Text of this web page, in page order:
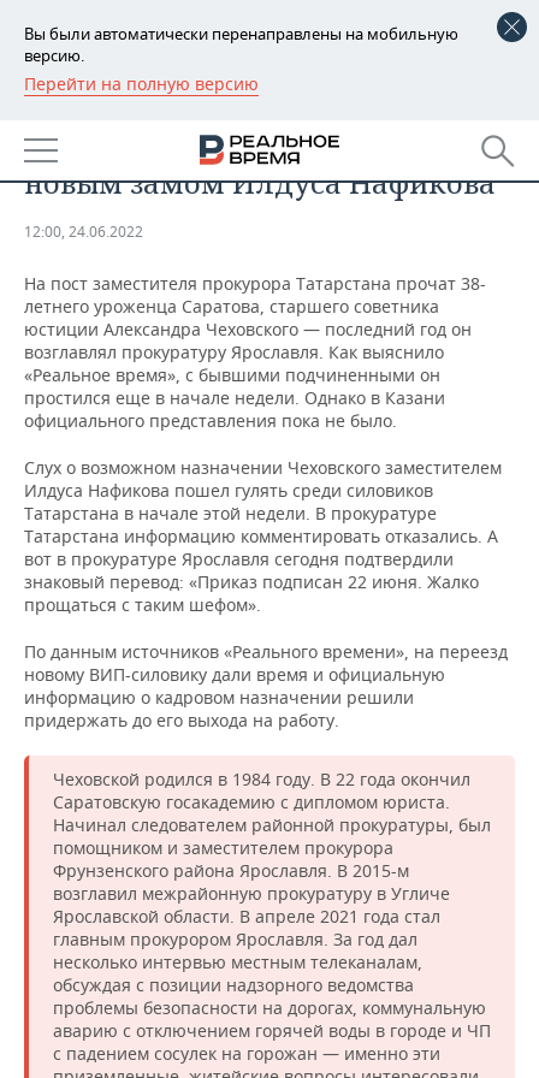
Вы были автоматически перенаправлены на мобильную
версию.
Перейти на полную версию
РЕГИОНЫ
БАШКОРТОСТАН
ТАТАРСТАН
НОВОСТИ
АНАЛИТИКА
ДЕКЛАРАЦИИ О ДОХОДАХ
КОРОЛИ ГОСЗАКАЗА ПФО
ВУЗЫ ТАТАРСТАНА
КОМУ ПРИНАДЛЕЖАТ
ТОРГОВЫЕ ЦЕНТРЫ
ТАТАРСТАНА
НОВОСТИ ЭКОНОМИКИ
ФИНАНСЫ
БАНКИ
БЮДЖЕТ
ИНВЕСТИЦИИ
ПРОМЫШЛЕННОСТЬ
НОВОСТИ
ПРОМЫШЛЕННОСТИ
АГРОПРОМ
МАШИНОСТРОЕНИЕ
НЕФТЕХИМИЯ
НЕФТЬ
ОПК
ЭНЕРГЕТИКА
НЕДВИЖИМОСТЬ
НОВОСТИ НЕДВИЖИМОСТИ
АВТО
НОВОСТИ АВТО
БИЗНЕС
НОВОСТИ БИЗНЕСА
РОЗНИЧНАЯ ТОРГОВЛЯ
УСЛУГИ
ТЕХНОЛОГИИ
НОВОСТИ ТЕХНОЛОГИЙ
МЕДИА
ТЕЛЕКОММУНИКАЦИИ
МЕРОПРИЯТИЯ
ВЫЕЗДНАЯ РЕДАКЦИЯ
БИЗНЕС-БРАНЧИ
ONLINE-КОНФЕРЕНЦИИ
ОТКРЫТАЯ ЛЕКЦИЯ
СПОРТ
НОВОСТИ СПОРТА
ФУТБОЛ
ХОККЕЙ
БАСКЕТБОЛ
ВОЛЕЙБОЛ
КИБЕРСПОРТ
ФИГУРНОЕ КАТАНИЕ
ОБЩЕСТВО
НОВОСТИ ОБЩЕСТВА
ВЛАСТЬ
ИНФРАСТРУКТУРА
ИСТОРИЯ
КУЛЬТУРА
МЕДИЦИНА
ФОТОГАЛЕРЕЯ
СЮЖЕТЫ
СПРАВОЧНИК
СПИСОК ПЕРСОН
СПИСОК КОМПАНИЙ
ПОЛНАЯ ВЕРСИЯ
Прокурор Ярославля станет
новым замом Илдуса Нафикова
12:00, 24.06.2022
На пост заместителя прокурора Татарстана прочат 38-
летнего уроженца Саратова, старшего советника
юстиции Александра Чеховского — последний год он
возглавлял прокуратуру Ярославля. Как выяснило
«Реальное время», с бывшими подчиненными он
простился еще в начале недели. Однако в Казани
официального представления пока не было.
Слух о возможном назначении Чеховского заместителем
Илдуса Нафикова пошел гулять среди силовиков
Татарстана в начале этой недели. В прокуратуре
Татарстана информацию комментировать отказались. А
вот в прокуратуре Ярославля сегодня подтвердили
знаковый перевод: «Приказ подписан 22 июня. Жалко
прощаться с таким шефом».
По данным источников «Реального времени», на переезд
новому ВИП-силовику дали время и официальную
информацию о кадровом назначении решили
придержать до его выхода на работу.
Чеховской родился в 1984 году. В 22 года окончил
Саратовскую госакадемию с дипломом юриста.
Начинал следователем районной прокуратуры, был
помощником и заместителем прокурора
Фрунзенского района Ярославля. В 2015-м
возглавил межрайонную прокуратуру в Угличе
Ярославской области. В апреле 2021 года стал
главным прокурором Ярославля. За год дал
несколько интервью местным телеканалам,
обсуждая с позиции надзорного ведомства
проблемы безопасности на дорогах, коммунальную
аварию с отключением горячей воды в городе и ЧП
с падением сосулек на горожан — именно эти